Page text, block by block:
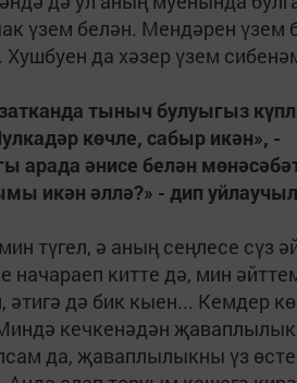
үзем белән. Мендәрен үзем
да хәзер үзем
тыныч булуыгыз
көчле, сабыр икән», -
арада әнисе белән
икән әллә?» - дип
түгел, ә аның сеңлесе сүз
начараеп китте дә, мин
әтигә дә бик кыен... Кемдер
кечкенәдән
да, җаваплылыкны үз